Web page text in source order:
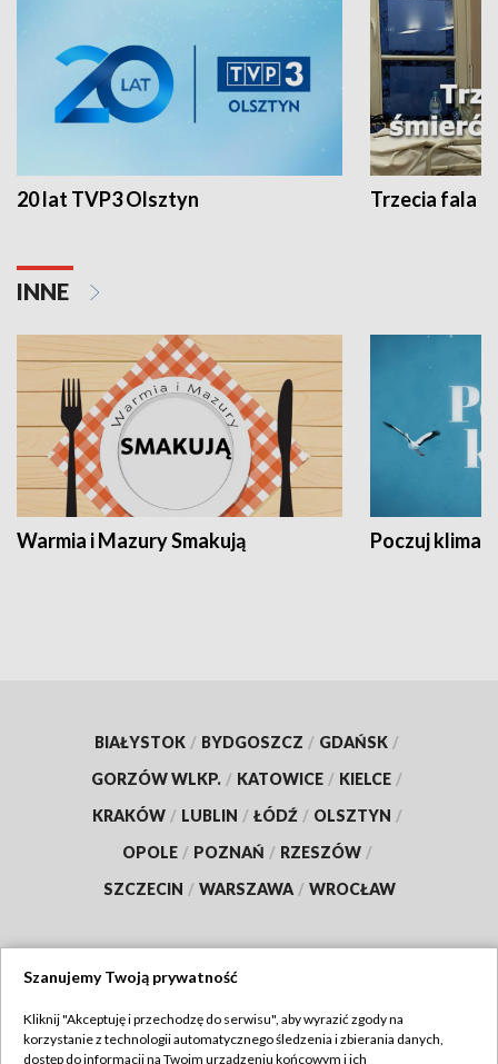
20 lat TVP3 Olsztyn Trzecia fala -
INNE
Warmia i Mazury Smakują Poczuj klimat
BIAŁYSTOK / BYDGOSZCZ / GDAŃSK /
GORZÓW WLKP. / KATOWICE / KIELCE /
KRAKÓW / LUBLIN / ŁÓDŹ / OLSZTYN /
OPOLE / POZNAŃ / RZESZÓW /
SZCZECIN / WARSZAWA / WROCŁAW
TVP
Szanujemy Twoją prywatność
Kliknij "Akceptuję i przechodzę do serwisu", aby wyrazić zgody na
korzystanie z technologii automatycznego śledzenia i zbierania danych,
dostęp do informacji na Twoim urządzeniu końcowym i ich